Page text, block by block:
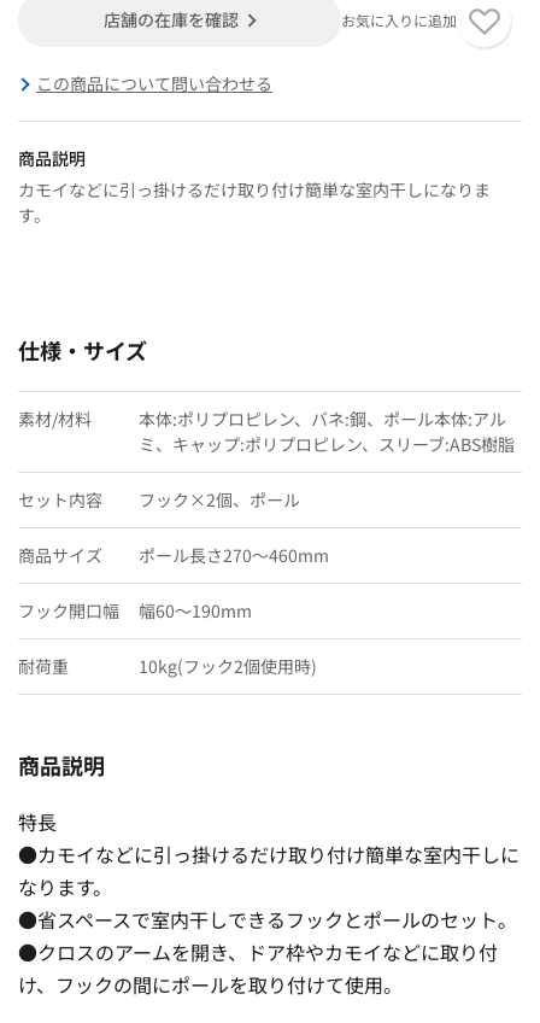
店舗の在庫を確認 お気に入りに追加
この商品について問い合わせる
商品説明
カモイなどに引っ掛けるだけ取り付け簡単な室内干しになりま
す。
仕様・サイズ
素材/材料
本体:ポリプロピレン、バネ:鋼、ポール本体:アル
ミ、キャップ:ポリプロピレン、スリーブ:ABS樹脂
セット内容 フック×2個、ポール
商品サイズ ポール長さ270〜460mm
フック開口幅 幅60〜190mm
耐荷重 10kg(フック2個使用時)
商品説明
特長
●カモイなどに引っ掛けるだけ取り付け簡単な室内干しに
なります。
●省スペースで室内干しできるフックとポールのセット。
●クロスのアームを開き、ドア枠やカモイなどに取り付
け、フックの間にポールを取り付けて使用。